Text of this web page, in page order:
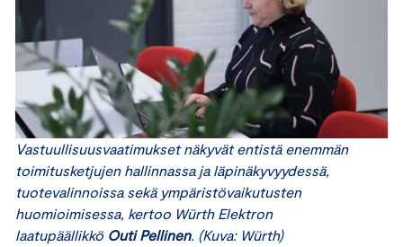
Vastuullisuusvaatimukset näkyvät entistä enemmän
toimitusketjujen hallinnassa ja läpinäkyvyydessä,
tuotevalinnoissa sekä ympäristövaikutusten
huomioimisessa, kertoo Würth Elektron
laatupäällikkö Outi Pellinen. (Kuva: Würth)